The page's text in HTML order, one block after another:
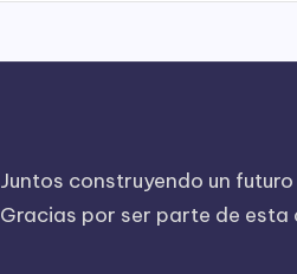
Juntos construyendo un
Gracias por ser parte de esta